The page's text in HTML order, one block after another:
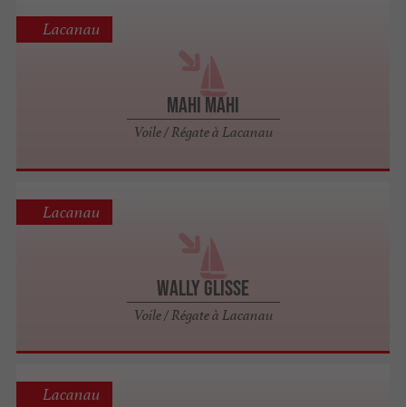
Mahi Mahi
Voile / Régate à Lacanau
Lacanau
Wally Glisse
Voile / Régate à Lacanau
Lacanau
Lacanau